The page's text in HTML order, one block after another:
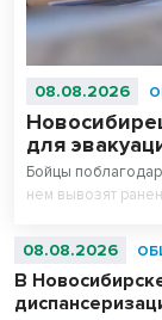
08.08.2026
для
Бойцы
нем вывозят
08.08.2026
В